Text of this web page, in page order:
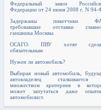
Федеральный закон
Федерации от 24 июня 2008 г. N 94-
Задержаны пикетчики
требовавшие отставки
гаишника Москвы
ОСАГО: ПВУ хотят
обязательным
Нужен ли автомобиль?
Выбирая новый автомобиль,
автовладелец
множеством критериев в
может запутаться даже
автомобилист.